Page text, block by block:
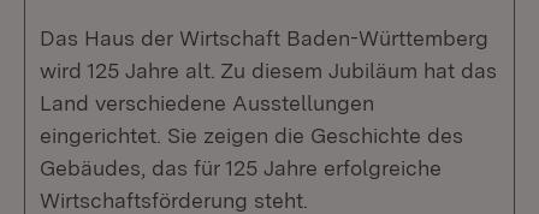
Das Haus der Wirtschaft Baden-Württemberg
wird 125 Jahre alt. Zu diesem Jubiläum hat das
Land verschiedene Ausstellungen
eingerichtet. Sie zeigen die Geschichte des
Gebäudes, das für 125 Jahre erfolgreiche
Wirtschaftsförderung steht.